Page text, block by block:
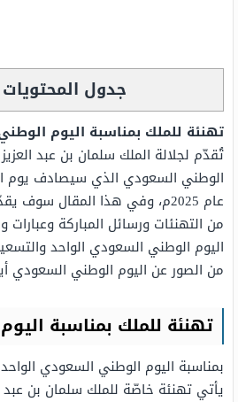
جدول المحتويات
تهنئة للملك بمناسبة اليوم
تُقدّم لجلالة الملك سلمان بن عبد
عام 2025م، وفي هذا المقال سوف يقدّم
من التهنئات ورسائل المباركة وعبارات
اليوم الوطني السعودي الواحد
من الصور عن اليوم الوطني السعودي
تهنئة للملك بمناسبة
بمناسبة اليوم الوطني السعودي
يأتي تهنئة خاصّة للملك سلمان بن